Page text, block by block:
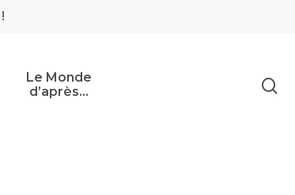
Le Monde
d’après…